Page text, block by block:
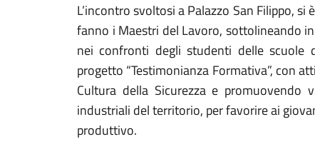
L’incontro svoltosi a Palazzo San Filippo,
fanno i Maestri del Lavoro, sottolineando
nei confronti degli studenti delle scuole
progetto “Testimonianza Formativa”, con
Cultura della Sicurezza e promuovendo
industriali del territorio, per favorire ai
produttivo.